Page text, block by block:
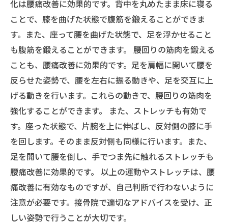
化は腰痛改善に効果的です。背中を丸めたまま床に寝る
ことで、膝を曲げた状態で腹筋を鍛えることができま
す。また、座って腰を曲げた状態で、足を浮かせること
も腹筋を鍛えることができます。 腰回りの筋肉を鍛える
ことも、腰痛改善に効果的です。足を肩幅に開いて腰を
反らせた姿勢で、腰を左右に振る動きや、足を交互に上
げる動きを行います。これらの動きで、腰回りの筋肉を
強化することができます。 また、ストレッチも有効で
す。座った状態で、片腕を上に伸ばし、反対側の膝に手
を回します。そのまま反対側も同様に行います。また、
足を開いて腰を倒し、手でつま先に触れるストレッチも
腰痛改善に効果的です。 以上の運動やストレッチは、腰
痛改善に有効なものですが、自己判断で行わないように
注意が必要です。接骨院で適切なアドバイスを受け、正
しい姿勢で行うことが大切です。